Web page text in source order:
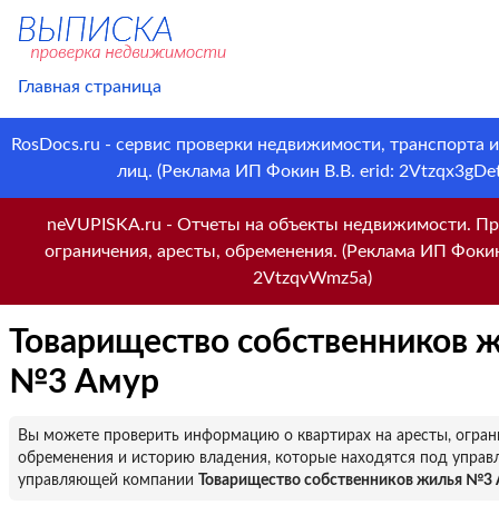
Главная страница
RosDocs.ru - сервис проверки недвижимости, транспорта
лиц. (Реклама ИП Фокин В.В. erid:
neVUPISKA.ru - Отчеты на объекты недвижимости.
ограничения, аресты, обременения. (Реклама ИП
2VtzqvWmz5a)
Товарищество собственников
№3 Амур
Вы можете проверить информацию о квартирах на аресты,
обременения и историю владения, которые находятся под
управляющей компании
Товарищество собственников жилья №3